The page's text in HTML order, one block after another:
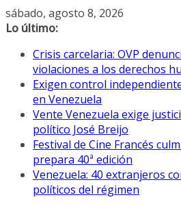
Saltar
al
sábado, agosto 8, 2026
Lo último:
Crisis carcelaria: OVP
violaciones a los derechos
Exigen control
en Venezuela
Vente Venezuela exige
político José Breijo
Festival de Cine Francés
prepara 40ª edición
Venezuela: 40 extranjeros
políticos del régimen